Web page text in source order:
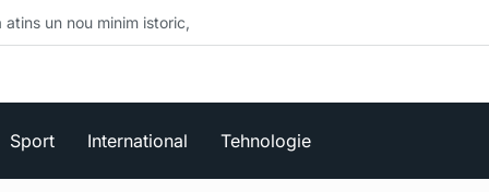
minim istoric,
Sport International Tehnologie